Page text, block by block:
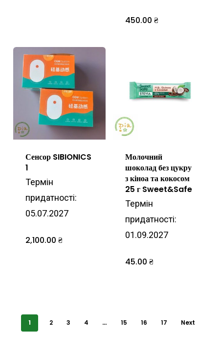
вибрати
сторінці
товару
450.00₴
Сенсор SIBIONICS
1
Термін
придатності:
05.07.2027
2,100.00 ₴
Молочний
шоколад без цукру
з кіноа та кокосом
25 г Sweet&Safe
Термін
придатності:
01.09.2027
45.00₴
1 2 3 4 … 15 16 17 Next